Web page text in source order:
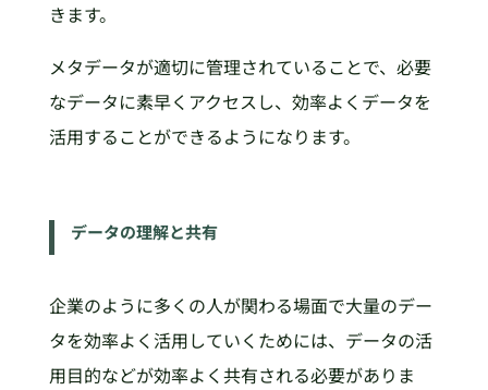
きます。
メタデータが適切に管理されていることで、必要
なデータに素早くアクセスし、効率よくデータを
活用することができるようになります。
データの理解と共有
企業のように多くの人が関わる場面で大量のデー
タを効率よく活用していくためには、データの活
用目的などが効率よく共有される必要がありま